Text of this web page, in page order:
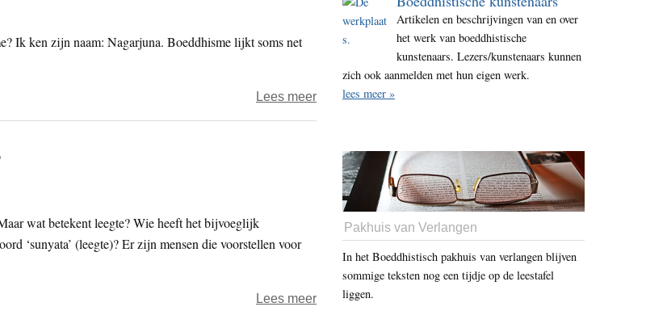
boeddhisme
Ik ken zijn naam: Nagarjuna. Boeddhisme lijkt soms net
Lees meerover
Boeddhisme
zonder
boeddhanatuur
wat betekent leegte? Wie heeft het bijvoeglijk
‘sunyata’ (leegte)? Er zijn mensen die voorstellen voor
Lees meerover
Artikelen en beschrijvingen van en over
het werk van boeddhistische
kunstenaars. Lezers/kunstenaars kunnen
zich ook aanmelden met hun eigen werk.
lees meer »
Pakhuis van Verlangen
In het Boeddhistisch pakhuis van verlangen blijven
sommige teksten nog een tijdje op de leestafel
liggen.